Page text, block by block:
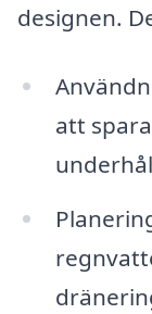
designen.
att